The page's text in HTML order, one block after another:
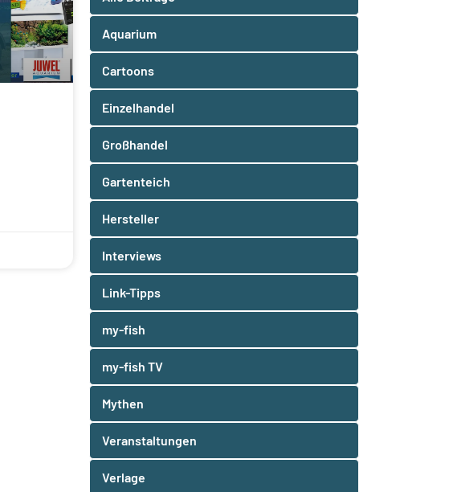
Aquarium
Cartoons
Einzelhandel
Großhandel
Gartenteich
Hersteller
Interviews
Link-Tipps
my-fish
my-fish TV
Mythen
Veranstaltungen
Verlage